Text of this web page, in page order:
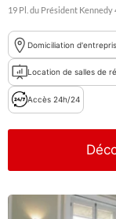
19 Pl. du Président Kennedy
Domiciliation
Location de salles de
Accès 24h/24